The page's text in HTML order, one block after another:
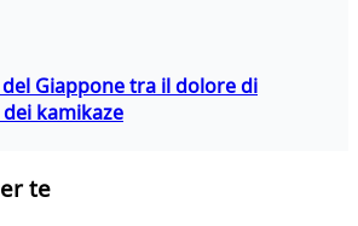
Giappone tra il dolore di
kamikaze
te